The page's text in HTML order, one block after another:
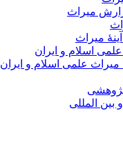
میراث
میراث
اسلام و ایران
علمی اسلام و ایران
المللی